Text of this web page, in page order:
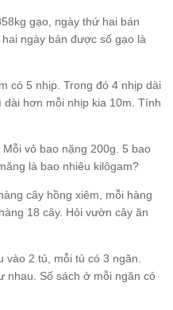
gạo, ngày thứ hai bán
ngày bán được số gạo là
có 5 nhịp. Trong đó 4 nhịp dài
hơn mỗi nhịp kia 10m. Tính
vỏ bao nặng 200g. 5 bao
là bao nhiêu kilôgam?
cây hồng xiêm, mỗi hàng
18 cây. Hỏi vườn cây ăn
vào 2 tủ, mỗi tủ có 3 ngăn.
nhau. Số sách ở mỗi ngăn có